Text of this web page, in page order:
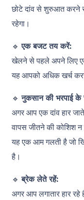
छोटे दांव से शुरुआत करने
रहेगा।
🔹एक बजट तय करें:
खेलने से पहले अपने लिए
यह आपको अधिक खर्च
🔹नुकसान की भरपाई
अगर आप एक दांव हार
वापस जीतने की कोशिश
यह एक आम गलती है जो
है।
🔹ब्रेक लेते रहें:
अगर आप लगातार हार रहे